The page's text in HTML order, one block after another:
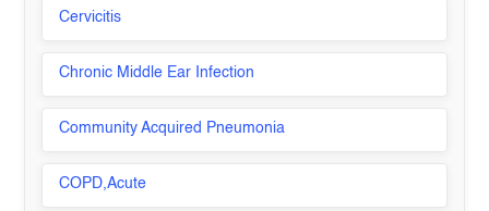
Cervicitis
Chronic Middle Ear Infection
Community Acquired Pneumonia
COPD,Acute